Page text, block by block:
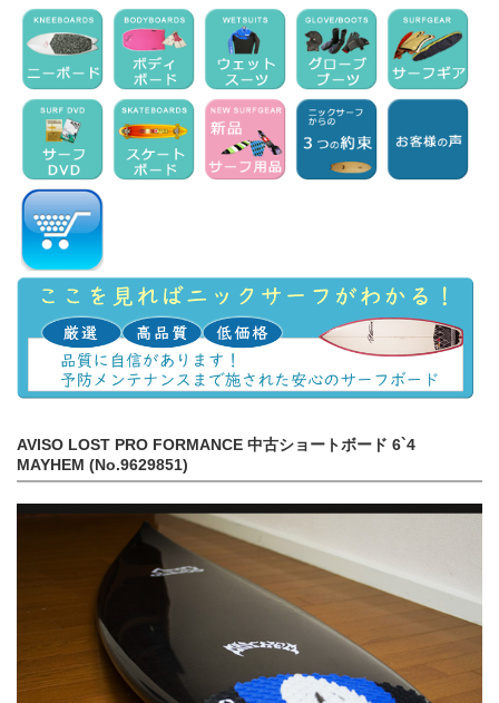
AVISO LOST PRO FORMANCE 中古ショートボード 6`4
MAYHEM (No.9629851)